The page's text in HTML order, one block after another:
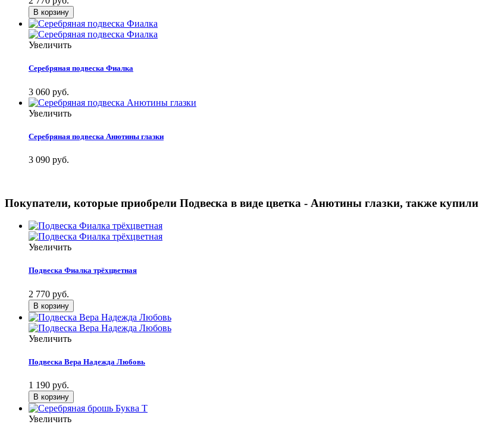
Увеличить
Серебряная подвеска Фиалка
3 060 руб.
Увеличить
Серебряная подвеска Анютины глазки
3 090 руб.
Покупатели, которые приобрели Подвеска в виде цветка - Анютины глазки, также купили
Увеличить
Подвеска Фиалка трёхцветная
2 770 руб.
Увеличить
Подвеска Вера Надежда Любовь
1 190 руб.
Увеличить